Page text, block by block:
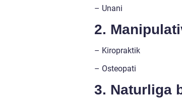
– Unani
2.
– Kiropraktik
– Osteopati
3. Naturliga